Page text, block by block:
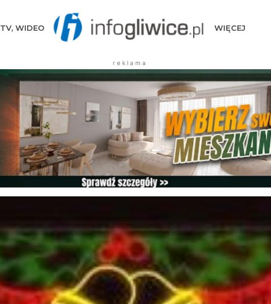
TV, WIDEO WIĘCEJ
r e k l a m a